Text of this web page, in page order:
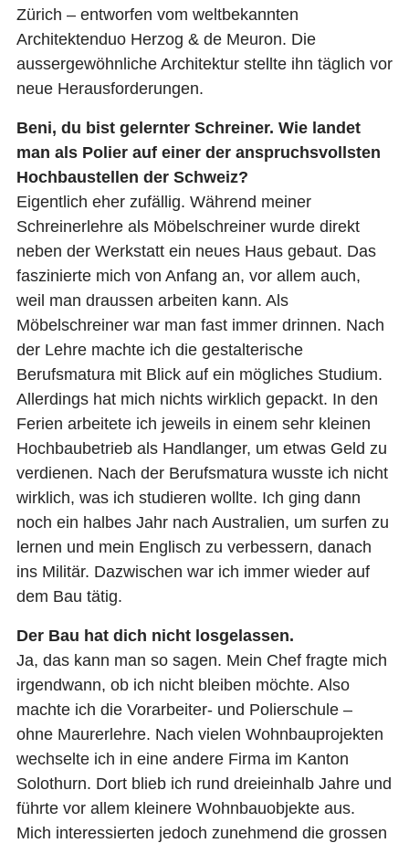
ANMELDEN
Zürich – entworfen vom weltbekannten
Architektenduo Herzog & de Meuron. Die
aussergewöhnliche Architektur stellte ihn täglich vor
neue Herausforderungen.
Beni, du bist gelernter Schreiner. Wie landet
man als Polier auf einer der anspruchsvollsten
Hochbaustellen der Schweiz?
Eigentlich eher zufällig. Während meiner
Schreinerlehre als Möbelschreiner wurde direkt
neben der Werkstatt ein neues Haus gebaut. Das
faszinierte mich von Anfang an, vor allem auch,
weil man draussen arbeiten kann. Als
Möbelschreiner war man fast immer drinnen. Nach
der Lehre machte ich die gestalterische
Berufsmatura mit Blick auf ein mögliches Studium.
Allerdings hat mich nichts wirklich gepackt. In den
Ferien arbeitete ich jeweils in einem sehr kleinen
Hochbaubetrieb als Handlanger, um etwas Geld zu
verdienen. Nach der Berufsmatura wusste ich nicht
wirklich, was ich studieren wollte. Ich ging dann
noch ein halbes Jahr nach Australien, um surfen zu
lernen und mein Englisch zu verbessern, danach
ins Militär. Dazwischen war ich immer wieder auf
dem Bau tätig.
Der Bau hat dich nicht losgelassen.
Ja, das kann man so sagen. Mein Chef fragte mich
irgendwann, ob ich nicht bleiben möchte. Also
machte ich die Vorarbeiter- und Polierschule –
ohne Maurerlehre. Nach vielen Wohnbauprojekten
wechselte ich in eine andere Firma im Kanton
Solothurn. Dort blieb ich rund dreieinhalb Jahre und
führte vor allem kleinere Wohnbauobjekte aus.
Mich interessierten jedoch zunehmend die grossen